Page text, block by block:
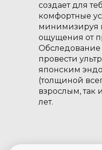
создает для
комфортные
минимизируя
ощущения от
провести
японским
(толщиной
взрослым, так
лет.